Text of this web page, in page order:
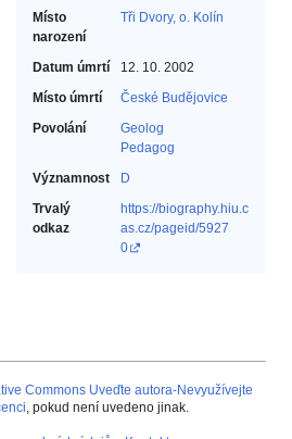
Místo
narození
Tři Dvory, o. Kolín
Datum úmrtí
12. 10. 2002
Místo úmrtí
České Budějovice
Povolání
Geolog‎
Pedagog‎
Významnost
D
Trvalý
odkaz
https://biography.hiu.c
as.cz/pageid/5927
0
Commons Uveďte autora-Nevyužívejte
, pokud není uvedeno jinak.